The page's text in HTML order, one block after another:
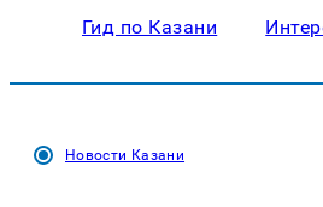
Гид по Казани
Новости Казани